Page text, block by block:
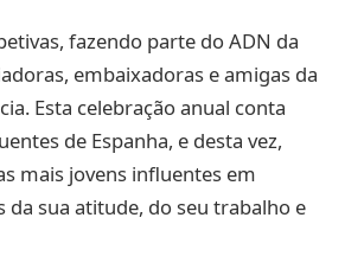
fazendo parte do ADN da
embaixadoras e amigas da
Esta celebração anual conta
de Espanha, e desta vez,
mais jovens influentes em
da sua atitude, do seu trabalho e